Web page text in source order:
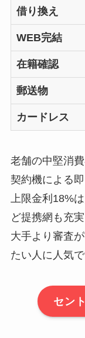
借り換え
WEB完結
在籍確認
郵送物
カードレス
老舗の中堅消
契約機による即
上限金利18%
ど提携網も充実
大手より審査
たい人に人気で
セン